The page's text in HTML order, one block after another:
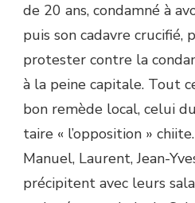
de 20 ans, condamné à
puis son cadavre crucifié,
protester contre la
à la peine capitale. Tout
bon remède local, celui
taire « l’opposition »
Manuel, Laurent, Jean-
précipitent avec leurs